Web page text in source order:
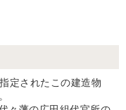
定されたこの建造物